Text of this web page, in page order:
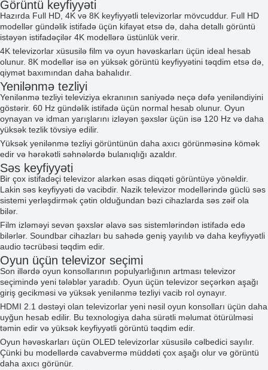
Görüntü keyfiyyəti
Hazırda Full HD, 4K və 8K keyfiyyətli televizorlar mövcuddur. Full HD
modellər gündəlik istifadə üçün kifayət etsə də, daha detallı görüntü
istəyən istifadəçilər 4K modellərə üstünlük verir.
4K televizorlar xüsusilə film və oyun həvəskarları üçün ideal hesab
olunur. 8K modellər isə ən yüksək görüntü keyfiyyətini təqdim etsə də,
qiymət baxımından daha bahalıdır.
Yenilənmə tezliyi
Yenilənmə tezliyi televiziya ekranının saniyədə neçə dəfə yeniləndiyini
göstərir. 60 Hz gündəlik istifadə üçün normal hesab olunur. Oyun
oynayan və idman yarışlarını izləyən şəxslər üçün isə 120 Hz və daha
yüksək tezlik tövsiyə edilir.
Yüksək yenilənmə tezliyi görüntünün daha axıcı görünməsinə kömək
edir və hərəkətli səhnələrdə bulanıqlığı azaldır.
Səs keyfiyyəti
Bir çox istifadəçi televizor alarkən əsas diqqəti görüntüyə yönəldir.
Lakin səs keyfiyyəti də vacibdir. Nazik televizor modellərində güclü səs
sistemi yerləşdirmək çətin olduğundan bəzi cihazlarda səs zəif ola
bilər.
Film izləməyi sevən şəxslər əlavə səs sistemlərindən istifadə edə
bilərlər. Soundbar cihazları bu sahədə geniş yayılıb və daha keyfiyyətli
audio təcrübəsi təqdim edir.
Oyun üçün televizor seçimi
Son illərdə oyun konsollarının populyarlığının artması televizor
seçimində yeni tələblər yaradıb. Oyun üçün televizor seçərkən aşağı
giriş gecikməsi və yüksək yenilənmə tezliyi vacib rol oynayır.
HDMI 2.1 dəstəyi olan televizorlar yeni nəsil oyun konsolları üçün daha
uyğun hesab edilir. Bu texnologiya daha sürətli məlumat ötürülməsi
təmin edir və yüksək keyfiyyətli görüntü təqdim edir.
Oyun həvəskarları üçün OLED televizorlar xüsusilə cəlbedici sayılır.
Çünki bu modellərdə cavabvermə müddəti çox aşağı olur və görüntü
daha axıcı görünür.